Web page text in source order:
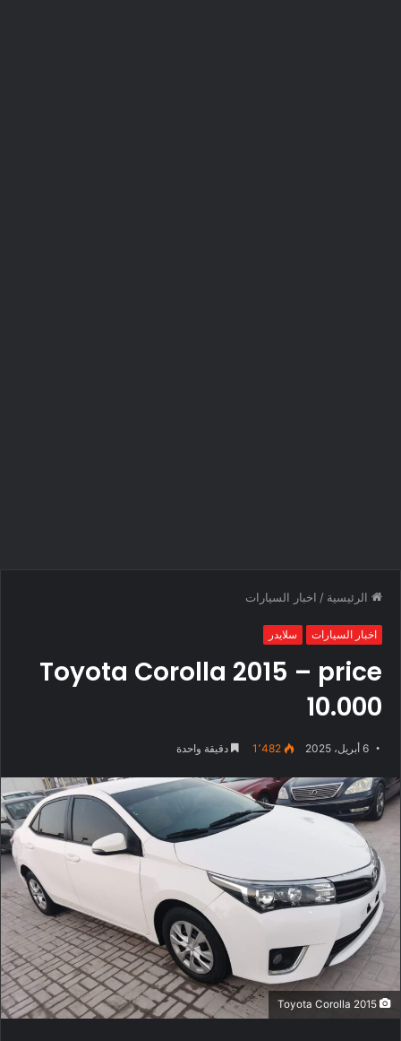
الرئيسية / اخبار السيارات
اخبار السيارات سلايدر
Toyota Corolla 2015 – price
10.000
6 أبريل، 2025 1٬482 دقيقة واحدة